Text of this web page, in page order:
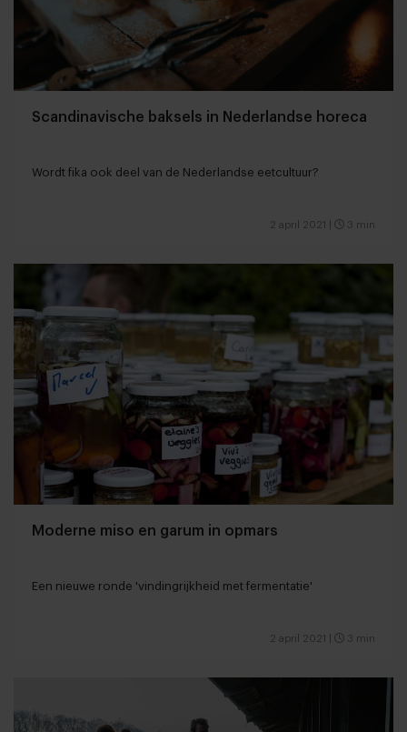
Scandinavische baksels in Nederlandse horeca
Wordt fika ook deel van de Nederlandse eetcultuur?
2 april 2021 3 min
Moderne miso en garum in opmars
Een nieuwe ronde 'vindingrijkheid met fermentatie'
2 april 2021 3 min